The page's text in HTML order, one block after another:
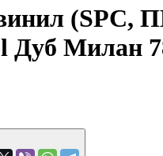
(SPC,
Дуб Милан